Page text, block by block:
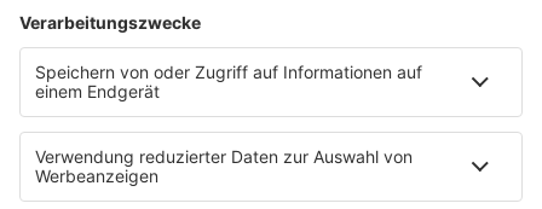
HITstory
30 Jahre "Jein" von Fettes Brot
„Jein“ wurde 1996 veröffentlicht und ist einer der
erfolgreichsten Songs von Fettes Brot, dabei enthält er